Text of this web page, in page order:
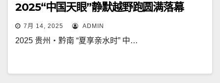
2025“中国天眼”静默越野跑圆满落幕
7月 14, 2025 ADMIN
2025 贵州・黔南 “夏享亲水时” 中…